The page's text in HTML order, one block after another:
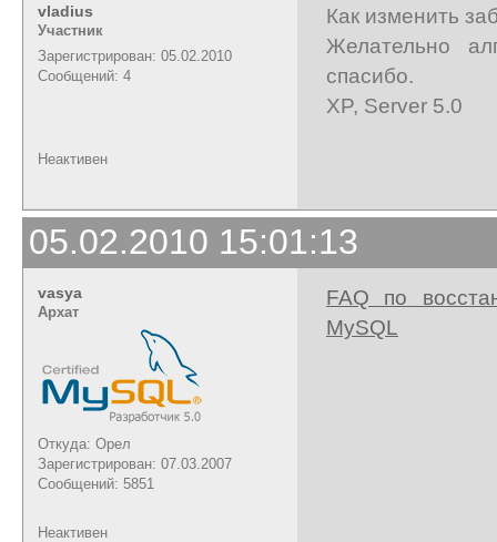
vladius
Участник
Зарегистрирован: 05.02.2010
Сообщений: 4
Как изменить
Желательно
спасибо.
XP, Server 5.0
Неактивен
05.02.2010 15:01:13
vasya
Архат
Откуда: Орел
Зарегистрирован: 07.03.2007
Сообщений: 5851
FAQ по
MySQL
Неактивен